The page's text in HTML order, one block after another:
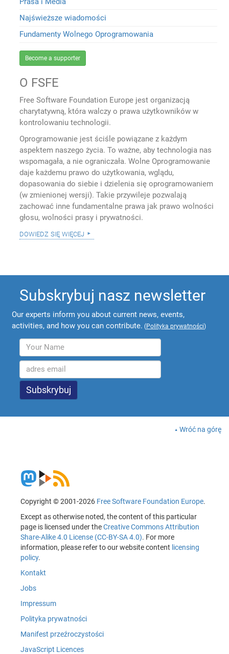
Najświeższe wiadomości
Fundamenty Wolnego Oprogramowania
Become a supporter
O FSFE
Free Software Foundation Europe jest organizacją
charytatywną, która walczy o prawa użytkowników w
kontrolowaniu technologii.
Oprogramowanie jest ściśle powiązane z każdym
aspektem naszego życia. To ważne, aby technologia nas
wspomagała, a nie ograniczała. Wolne Oprogramowanie
daje każdemu prawo do użytkowania, wglądu,
dopasowania do siebie i dzielenia się oprogramowaniem
(w zmienionej wersji). Takie przywileje pozwalają
zachować inne fundamentalne prawa jak prawo wolności
głosu, wolności prasy i prywatności.
dowiedz się więcej
Subskrybuj nasz newsletter
Our experts inform you about current news, events,
activities, and how you can contribute. (Polityka prywatności)
Wróć na górę
Copyright © 2001-2026 Free Software Foundation Europe.
Except as otherwise noted, the content of this particular
page is licensed under theCreative Commons Attribution
Share-Alike 4.0 License (CC-BY-SA 4.0). For more
information, please refer to our website content licensing
policy.
Kontakt
Jobs
Impressum
Polityka prywatności
Manifest przeźroczystości
JavaScript Licences